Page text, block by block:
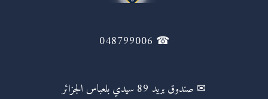
☎ 048799006
✉ صندوق بريد 89 سيدي بلعباس الجزائر